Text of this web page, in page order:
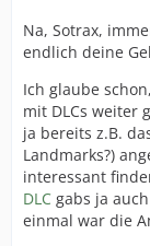
Na, Sotrax,
endlich deine
Ich glaube
mit DLCs weiter
ja bereits z.B.
Landmarks?)
interessant
DLC gabs ja
einmal war die